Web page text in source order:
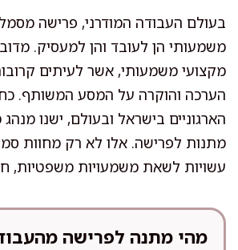
בעולם העבודה המודרני, פרישה
משמעותי הן לעובד והן למעסיק.
מקצועי משמעותי, אשר לעיתים
הערכה והוקרה על המסע המשותף.
הארגוניים בישראל ובעולם, ישנו
מתנות לפרישה. אלו לא רק מחוות
עשויות לשאת משמעויות משפטיות,
מהי מתנה לפרישה